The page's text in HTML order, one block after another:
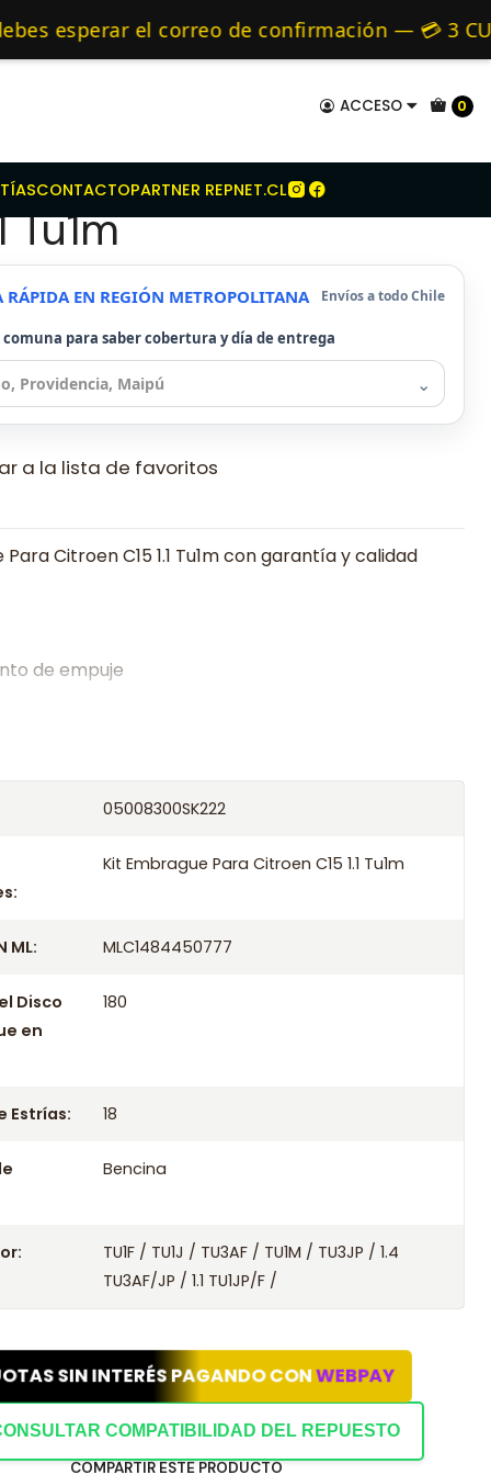
ACCESO 0
de confirmación — 💳 3
CONTACTOPARTNER REPNET.CL
de 24 hrs hábiles.
Kit Embrague Para Citroen C15 1.1 Tu1m
Para Citroen
Tu1m
RÁPIDA EN REGIÓN METROPOLITANA Envíos a todo Chile
para saber cobertura y día de entrega
⌄
a la lista de favoritos
Citroen C15 1.1 Tu1m con garantía y calidad
de empuje
05008300SK222
Kit Embrague Para Citroen C15 1.1 Tu1m
ML: MLC1484450777
Disco
en
180
Estrías: 18
Bencina
TU1F / TU1J / TU3AF / TU1M / TU3JP / 1.4
TU3AF/JP / 1.1 TU1JP/F /
SIN INTERÉS PAGANDO CONWEBPAY
COMPATIBILIDAD DEL REPUESTO
COMPARTIR ESTE PRODUCTO